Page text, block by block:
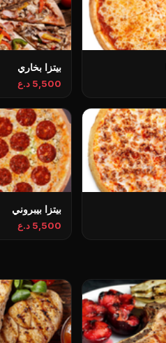
بيتزا بخاري
5,500 د.ع
بيتزا بيبروني
5,500 د.ع